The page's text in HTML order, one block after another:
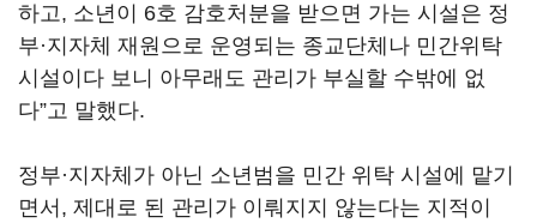
하고, 소년이 6호 감호처분을 받으면 가는 시설은 정
부·지자체 재원으로 운영되는 종교단체나 민간위탁
시설이다 보니 아무래도 관리가 부실할 수밖에 없
다”고 말했다.
정부·지자체가 아닌 소년범을 민간 위탁 시설에 맡기
면서, 제대로 된 관리가 이뤄지지 않는다는 지적이